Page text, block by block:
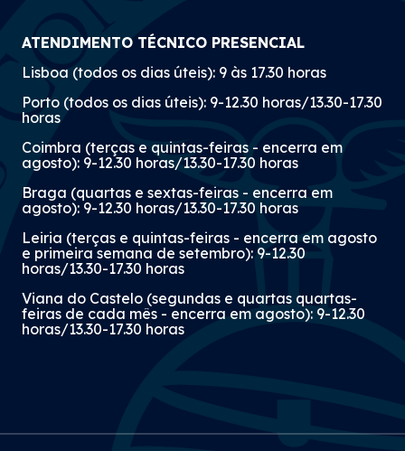
ATENDIMENTO TÉCNICO PRESENCIAL
Lisboa (todos os dias úteis): 9 às 17.30 horas
Porto (todos os dias úteis): 9-12.30 horas/13.30-17.30
horas
Coimbra (terças e quintas-feiras - encerra em
agosto): 9-12.30 horas/13.30-17.30 horas
Braga (quartas e sextas-feiras - encerra em
agosto): 9-12.30 horas/13.30-17.30 horas
Leiria (terças e quintas-feiras - encerra em agosto
e primeira semana de setembro): 9-12.30
horas/13.30-17.30 horas
Viana do Castelo (segundas e quartas quartas-
feiras de cada mês - encerra em agosto): 9-12.30
horas/13.30-17.30 horas